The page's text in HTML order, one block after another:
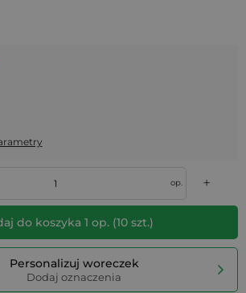
op. +
do koszyka 1 op. (10szt.)
Personalizuj woreczek
Dodaj oznaczenia